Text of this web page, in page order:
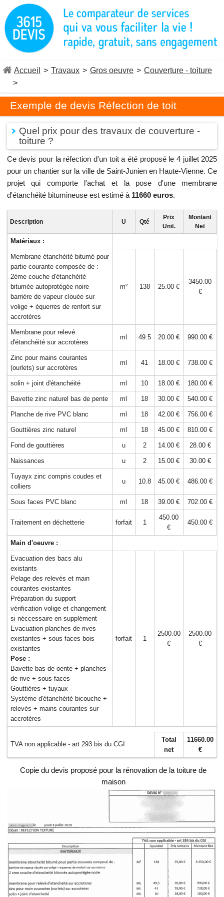
Accueil > Travaux > Gros oeuvre > Couverture - toiture
>
Exemple de devis Réfection de toit
Quel prix pour des travaux de couverture -
toiture ?
Ce devis pour la réfection d'un toit a été proposé le 4 juillet 2025
pour un chantier sur la ville de Saint-Junien en Haute-Vienne. Ce
projet qui comporte l'achat et la pose d'une membrane
d'étanchéité bitumineuse est estimé à 11660 euros.
Description U Qté
Prix
Unit.
Montant
Net
Matériaux :
Membrane étanchéité bitumé pour
partie courante composée de :
2ème couche d'étanchéité
bitumée autoprotégée noire
barrière de vapeur clouée sur
volige + équerres de renfort sur
accrotères
m² 138 25.00 €
3450.00
€
Membrane pour relevé
d'étanchéité sur accrotères
ml 49.5 20.00 € 990.00 €
Zinc pour mains courantes
(ourlets) sur accrotères
ml 41 18.00 € 738.00 €
solin + joint d'étanchéité ml 10 18.00 € 180.00 €
Bavette zinc naturel bas de pente ml 18 30.00 € 540.00 €
Planche de rive PVC blanc ml 18 42.00 € 756.00 €
Gouttières zinc naturel ml 18 45.00 € 810.00 €
Fond de gouttières u 2 14.00 € 28.00 €
Naissances u 2 15.00 € 30.00 €
Tuyayx zinc compris coudes et
colliers
u 10.8 45.00 € 486.00 €
Sous faces PVC blanc ml 18 39.00 € 702.00 €
Traitement en déchetterie forfait 1
450.00
€
450.00 €
Main d'oeuvre :
Evacuation des bacs alu
existants
Pelage des relevés et main
courantes existantes
Préparation du support
vérification volige et changement
si néccessaire en supplément
Evacuation planches de rives
existantes + sous faces bois
existantes
Pose :
Bavette bas de oente + planches
de rive + sous faces
Gouttières + tuyaux
Système d'étanchéité bicouche +
relevés + mains courantes sur
accrotères
forfait 1
2500.00
€
2500.00
€
TVA non applicable - art 293 bis du CGI
Total
net
11660.00
€
Copie du devis proposé pour la rénovation de la toiture de
maison